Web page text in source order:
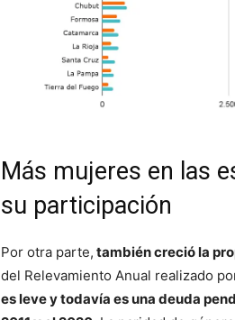
Más mujeres en las
su participación
Por otra parte, también creció la
del Relevamiento Anual realizado
es leve y todavía es una deuda